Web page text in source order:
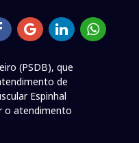
(PSDB), que
de
Espinhal
o atendimento